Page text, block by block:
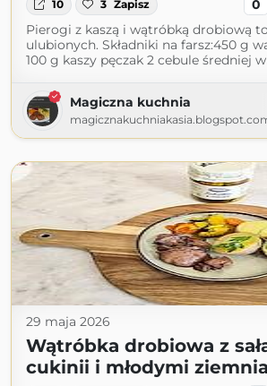
10 3 Zapisz 0
Pierogi z kaszą i wątróbką drobiową
ulubionych. Składniki na farsz:450 g
100 g kaszy pęczak 2 cebule średniej
Magiczna kuchnia
29 maja 2026
Wątróbka drobiowa z
cukinii i młodymi